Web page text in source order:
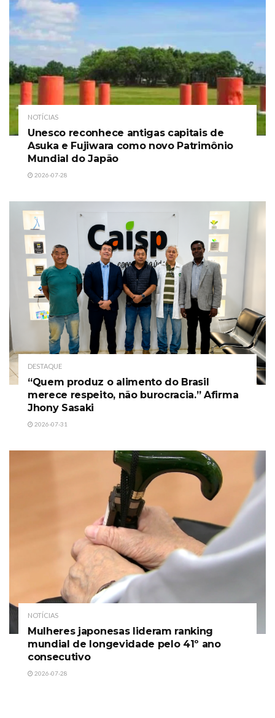
NOTÍCIAS
Unesco reconhece antigas capitais de
Asuka e Fujiwara como novo Patrimônio
Mundial do Japão
2026-07-28
DESTAQUE
“Quem produz o alimento do Brasil
merece respeito, não burocracia.” Afirma
Jhony Sasaki
2026-07-31
NOTÍCIAS
Mulheres japonesas lideram ranking
mundial de longevidade pelo 41º ano
consecutivo
2026-07-28